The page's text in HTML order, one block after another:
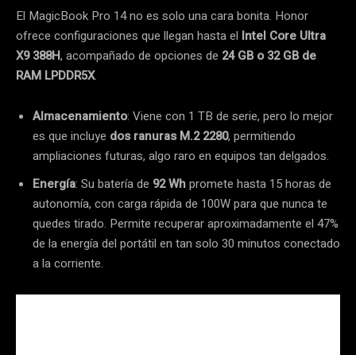
El MagicBook Pro 14 no es solo una cara bonita. Honor
ofrece configuraciones que llegan hasta el Intel Core Ultra
X9 388H, acompañado de opciones de 24 GB o 32 GB de
RAM LPDDR5X.
Almacenamiento: Viene con 1 TB de serie, pero lo mejor
es que incluye dos ranuras M.2 2280, permitiendo
ampliaciones futuras, algo raro en equipos tan delgados.
Energía: Su batería de 92 Whpromete hasta 15 horas de
autonomía, con carga rápida de 100W para que nunca te
quedes tirado. Permite recuperar aproximadamente el 47%
de la energía del portátil en tan solo 30 minutos conectado
a la corriente.